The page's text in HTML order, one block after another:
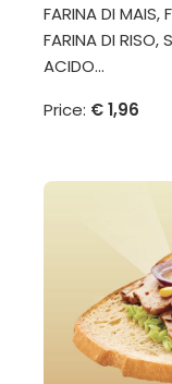
FARINA DI MAIS,
FARINA DI RISO,
ACIDO...
Price: € 1,96